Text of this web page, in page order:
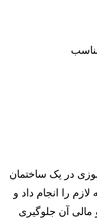
در یک ساختمان
را انجام داد و
آن جلوگیری